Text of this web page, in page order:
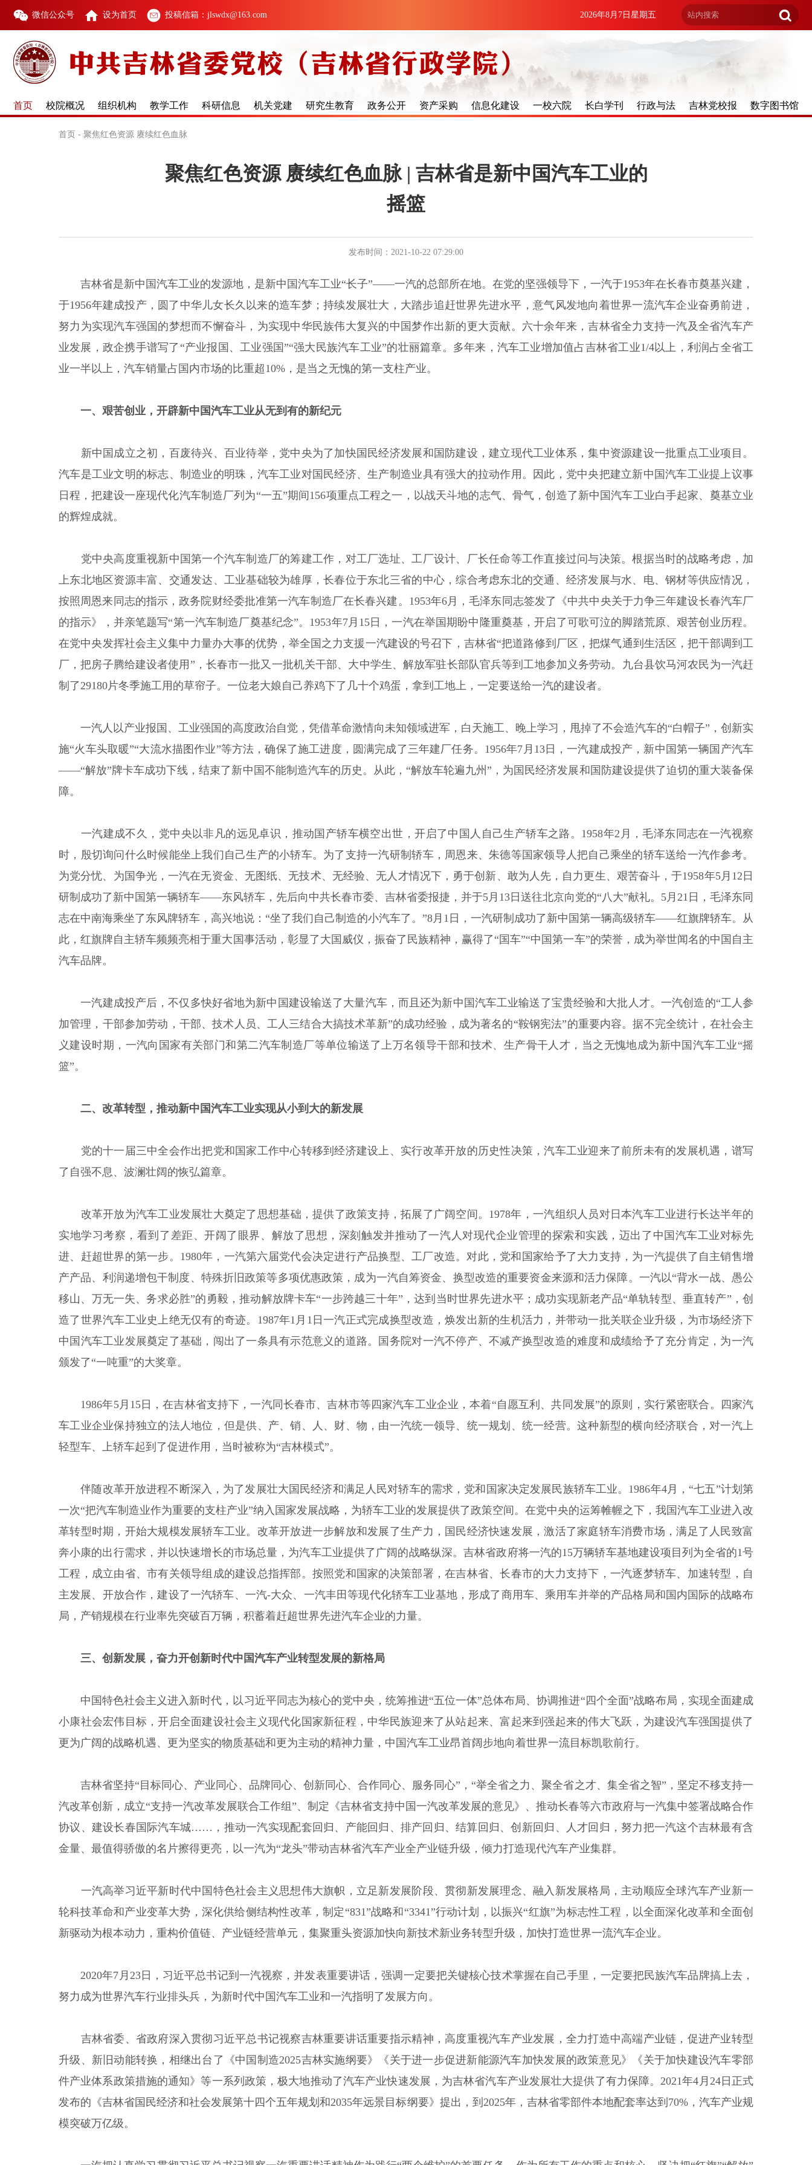
微信公众号 设为首页 投稿信箱：jlswdx@163.com 2026年8月7日星期五
首页 校院概况 组织机构 教学工作 科研信息 机关党建 研究生教育 政务公开 资产采购 信息化建设 一校六院 长白学刊 行政与法 吉林党校报 数字图书馆
首页 - 聚焦红色资源 赓续红色血脉
聚焦红色资源 赓续红色血脉 | 吉林省是新中国汽车工业的
摇篮
发布时间：2021-10-22 07:29:00
吉林省是新中国汽车工业的发源地，是新中国汽车工业“长子”——一汽的总部所在地。在党的坚强领导下，一汽于1953年在长春市奠基兴建，
于1956年建成投产，圆了中华儿女长久以来的造车梦；持续发展壮大，大踏步追赶世界先进水平，意气风发地向着世界一流汽车企业奋勇前进，
努力为实现汽车强国的梦想而不懈奋斗，为实现中华民族伟大复兴的中国梦作出新的更大贡献。六十余年来，吉林省全力支持一汽及全省汽车产
业发展，政企携手谱写了“产业报国、工业强国”“强大民族汽车工业”的壮丽篇章。多年来，汽车工业增加值占吉林省工业1/4以上，利润占全省工
业一半以上，汽车销量占国内市场的比重超10%，是当之无愧的第一支柱产业。
一、艰苦创业，开辟新中国汽车工业从无到有的新纪元
新中国成立之初，百废待兴、百业待举，党中央为了加快国民经济发展和国防建设，建立现代工业体系，集中资源建设一批重点工业项目。
汽车是工业文明的标志、制造业的明珠，汽车工业对国民经济、生产制造业具有强大的拉动作用。因此，党中央把建立新中国汽车工业提上议事
日程，把建设一座现代化汽车制造厂列为“一五”期间156项重点工程之一，以战天斗地的志气、骨气，创造了新中国汽车工业白手起家、奠基立业
的辉煌成就。
党中央高度重视新中国第一个汽车制造厂的筹建工作，对工厂选址、工厂设计、厂长任命等工作直接过问与决策。根据当时的战略考虑，加
上东北地区资源丰富、交通发达、工业基础较为雄厚，长春位于东北三省的中心，综合考虑东北的交通、经济发展与水、电、钢材等供应情况，
按照周恩来同志的指示，政务院财经委批准第一汽车制造厂在长春兴建。1953年6月，毛泽东同志签发了《中共中央关于力争三年建设长春汽车厂
的指示》，并亲笔题写“第一汽车制造厂奠基纪念”。1953年7月15日，一汽在举国期盼中隆重奠基，开启了可歌可泣的脚踏荒原、艰苦创业历程。
在党中央发挥社会主义集中力量办大事的优势，举全国之力支援一汽建设的号召下，吉林省“把道路修到厂区，把煤气通到生活区，把干部调到工
厂，把房子腾给建设者使用”，长春市一批又一批机关干部、大中学生、解放军驻长部队官兵等到工地参加义务劳动。九台县饮马河农民为一汽赶
制了29180片冬季施工用的草帘子。一位老大娘自己养鸡下了几十个鸡蛋，拿到工地上，一定要送给一汽的建设者。
一汽人以产业报国、工业强国的高度政治自觉，凭借革命激情向未知领域进军，白天施工、晚上学习，甩掉了不会造汽车的“白帽子”，创新实
施“火车头取暖”“大流水描图作业”等方法，确保了施工进度，圆满完成了三年建厂任务。1956年7月13日，一汽建成投产，新中国第一辆国产汽车
——“解放”牌卡车成功下线，结束了新中国不能制造汽车的历史。从此，“解放车轮遍九州”，为国民经济发展和国防建设提供了迫切的重大装备保
障。
一汽建成不久，党中央以非凡的远见卓识，推动国产轿车横空出世，开启了中国人自己生产轿车之路。1958年2月，毛泽东同志在一汽视察
时，殷切询问什么时候能坐上我们自己生产的小轿车。为了支持一汽研制轿车，周恩来、朱德等国家领导人把自己乘坐的轿车送给一汽作参考。
为党分忧、为国争光，一汽在无资金、无图纸、无技术、无经验、无人才情况下，勇于创新、敢为人先，自力更生、艰苦奋斗，于1958年5月12日
研制成功了新中国第一辆轿车——东风轿车，先后向中共长春市委、吉林省委报捷，并于5月13日送往北京向党的“八大”献礼。5月21日，毛泽东同
志在中南海乘坐了东风牌轿车，高兴地说：“坐了我们自己制造的小汽车了。”8月1日，一汽研制成功了新中国第一辆高级轿车——红旗牌轿车。从
此，红旗牌自主轿车频频亮相于重大国事活动，彰显了大国威仪，振奋了民族精神，赢得了“国车”“中国第一车”的荣誉，成为举世闻名的中国自主
汽车品牌。
一汽建成投产后，不仅多快好省地为新中国建设输送了大量汽车，而且还为新中国汽车工业输送了宝贵经验和大批人才。一汽创造的“工人参
加管理，干部参加劳动，干部、技术人员、工人三结合大搞技术革新”的成功经验，成为著名的“鞍钢宪法”的重要内容。据不完全统计，在社会主
义建设时期，一汽向国家有关部门和第二汽车制造厂等单位输送了上万名领导干部和技术、生产骨干人才，当之无愧地成为新中国汽车工业“摇
篮”。
二、改革转型，推动新中国汽车工业实现从小到大的新发展
党的十一届三中全会作出把党和国家工作中心转移到经济建设上、实行改革开放的历史性决策，汽车工业迎来了前所未有的发展机遇，谱写
了自强不息、波澜壮阔的恢弘篇章。
改革开放为汽车工业发展壮大奠定了思想基础，提供了政策支持，拓展了广阔空间。1978年，一汽组织人员对日本汽车工业进行长达半年的
实地学习考察，看到了差距、开阔了眼界、解放了思想，深刻触发并推动了一汽人对现代企业管理的探索和实践，迈出了中国汽车工业对标先
进、赶超世界的第一步。1980年，一汽第六届党代会决定进行产品换型、工厂改造。对此，党和国家给予了大力支持，为一汽提供了自主销售增
产产品、利润递增包干制度、特殊折旧政策等多项优惠政策，成为一汽自筹资金、换型改造的重要资金来源和活力保障。一汽以“背水一战、愚公
移山、万无一失、务求必胜”的勇毅，推动解放牌卡车“一步跨越三十年”，达到当时世界先进水平；成功实现新老产品“单轨转型、垂直转产”，创
造了世界汽车工业史上绝无仅有的奇迹。1987年1月1日一汽正式完成换型改造，焕发出新的生机活力，并带动一批关联企业升级，为市场经济下
中国汽车工业发展奠定了基础，闯出了一条具有示范意义的道路。国务院对一汽不停产、不减产换型改造的难度和成绩给予了充分肯定，为一汽
颁发了“一吨重”的大奖章。
1986年5月15日，在吉林省支持下，一汽同长春市、吉林市等四家汽车工业企业，本着“自愿互利、共同发展”的原则，实行紧密联合。四家汽
车工业企业保持独立的法人地位，但是供、产、销、人、财、物，由一汽统一领导、统一规划、统一经营。这种新型的横向经济联合，对一汽上
轻型车、上轿车起到了促进作用，当时被称为“吉林模式”。
伴随改革开放进程不断深入，为了发展壮大国民经济和满足人民对轿车的需求，党和国家决定发展民族轿车工业。1986年4月，“七五”计划第
一次“把汽车制造业作为重要的支柱产业”纳入国家发展战略，为轿车工业的发展提供了政策空间。在党中央的运筹帷幄之下，我国汽车工业进入改
革转型时期，开始大规模发展轿车工业。改革开放进一步解放和发展了生产力，国民经济快速发展，激活了家庭轿车消费市场，满足了人民致富
奔小康的出行需求，并以快速增长的市场总量，为汽车工业提供了广阔的战略纵深。吉林省政府将一汽的15万辆轿车基地建设项目列为全省的1号
工程，成立由省、市有关领导组成的建设总指挥部。按照党和国家的决策部署，在吉林省、长春市的大力支持下，一汽逐梦轿车、加速转型，自
主发展、开放合作，建设了一汽轿车、一汽-大众、一汽丰田等现代化轿车工业基地，形成了商用车、乘用车并举的产品格局和国内国际的战略布
局，产销规模在行业率先突破百万辆，积蓄着赶超世界先进汽车企业的力量。
三、创新发展，奋力开创新时代中国汽车产业转型发展的新格局
中国特色社会主义进入新时代，以习近平同志为核心的党中央，统筹推进“五位一体”总体布局、协调推进“四个全面”战略布局，实现全面建成
小康社会宏伟目标，开启全面建设社会主义现代化国家新征程，中华民族迎来了从站起来、富起来到强起来的伟大飞跃，为建设汽车强国提供了
更为广阔的战略机遇、更为坚实的物质基础和更为主动的精神力量，中国汽车工业昂首阔步地向着世界一流目标凯歌前行。
吉林省坚持“目标同心、产业同心、品牌同心、创新同心、合作同心、服务同心”，“举全省之力、聚全省之才、集全省之智”，坚定不移支持一
汽改革创新，成立“支持一汽改革发展联合工作组”、制定《吉林省支持中国一汽改革发展的意见》、推动长春等六市政府与一汽集中签署战略合作
协议、建设长春国际汽车城……，推动一汽实现配套回归、产能回归、排产回归、结算回归、创新回归、人才回归，努力把一汽这个吉林最有含
金量、最值得骄傲的名片擦得更亮，以一汽为“龙头”带动吉林省汽车产业全产业链升级，倾力打造现代汽车产业集群。
一汽高举习近平新时代中国特色社会主义思想伟大旗帜，立足新发展阶段、贯彻新发展理念、融入新发展格局，主动顺应全球汽车产业新一
轮科技革命和产业变革大势，深化供给侧结构性改革，制定“831”战略和“3341”行动计划，以振兴“红旗”为标志性工程，以全面深化改革和全面创
新驱动为根本动力，重构价值链、产业链经营单元，集聚重头资源加快向新技术新业务转型升级，加快打造世界一流汽车企业。
2020年7月23日，习近平总书记到一汽视察，并发表重要讲话，强调一定要把关键核心技术掌握在自己手里，一定要把民族汽车品牌搞上去，
努力成为世界汽车行业排头兵，为新时代中国汽车工业和一汽指明了发展方向。
吉林省委、省政府深入贯彻习近平总书记视察吉林重要讲话重要指示精神，高度重视汽车产业发展，全力打造中高端产业链，促进产业转型
升级、新旧动能转换，相继出台了《中国制造2025吉林实施纲要》《关于进一步促进新能源汽车加快发展的政策意见》《关于加快建设汽车零部
件产业体系政策措施的通知》等一系列政策，极大地推动了汽车产业快速发展，为吉林省汽车产业发展壮大提供了有力保障。2021年4月24日正式
发布的《吉林省国民经济和社会发展第十四个五年规划和2035年远景目标纲要》提出，到2025年，吉林省零部件本地配套率达到70%，汽车产业规
模突破万亿级。